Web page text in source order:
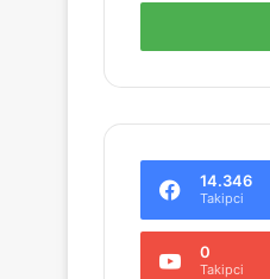
14.346
Takipci
0
Takipci